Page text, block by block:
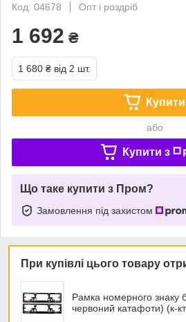
Код: 04678
Опт і роздріб
1 692 ₴
1 680 ₴ від 2 шт.
Купити
або
Купити з
Що таке купити з Пром?
Замовлення під захистом
При купівлі цього товару
Рамка номерного знаку
червоний катафоти) (к-